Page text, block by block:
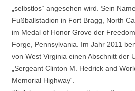
„selbstlos“ angesehen wird. Sein
Fußballstadion in Fort Bragg, North
im Medal of Honor Grove der
Forge, Pennsylvania. Im Jahr 2011
von West Virginia einen Abschnitt der
„Sergeant Clinton M. Hedrick and
Memorial Highway“.